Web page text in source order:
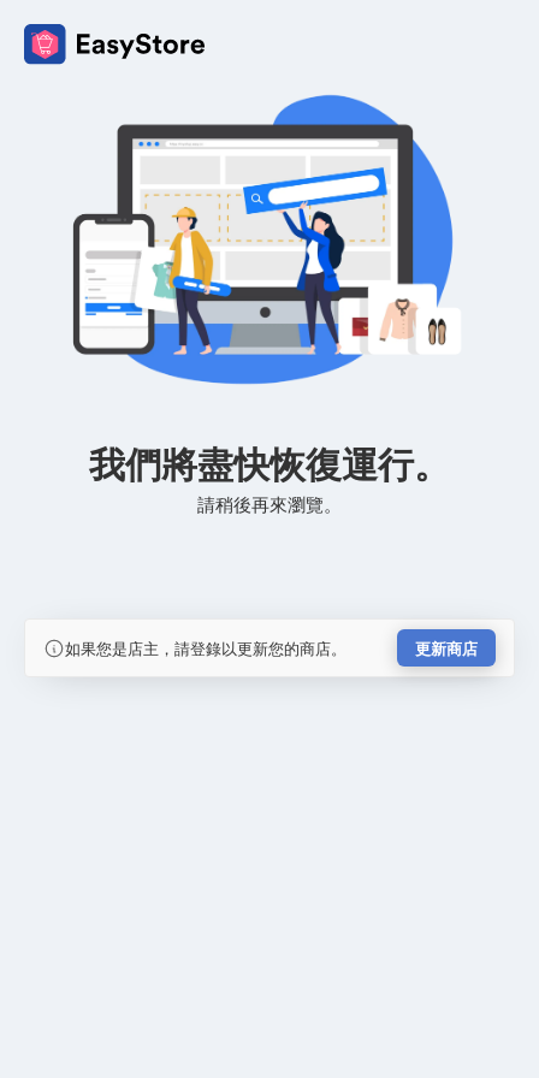
我們將盡快恢復運行。
請稍後再來瀏覽。
如果您是店主，請登錄以更新您的商店。 更新商店